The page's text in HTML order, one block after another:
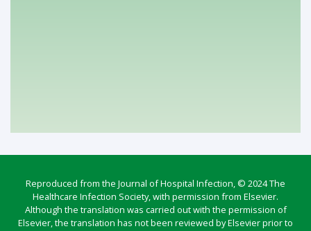
Reproduced from the Journal of Hospital Infection, © 2024 The
Healthcare Infection Society, with permission from Elsevier.
Although the translation was carried out with the permission of
Elsevier, the translation has not been reviewed by Elsevier prior to